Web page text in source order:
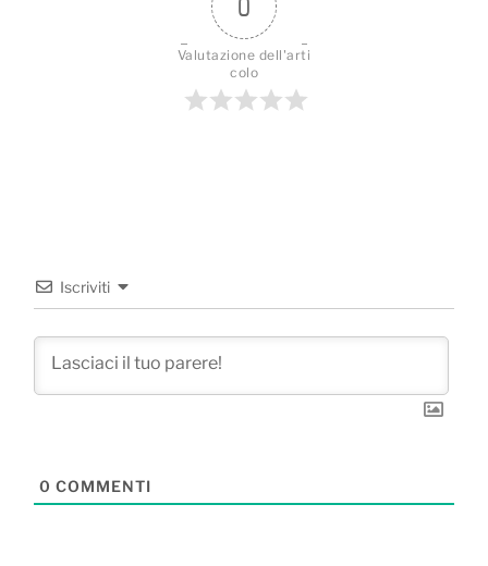
0
Valutazione dell'arti
colo
Iscriviti
0 COMMENTI